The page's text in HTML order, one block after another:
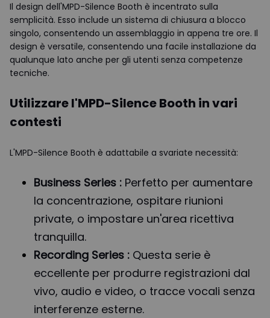
Il design dell'MPD-Silence Booth è incentrato sulla
semplicità. Esso include un sistema di chiusura a blocco
singolo, consentendo un assemblaggio in appena tre ore. Il
design è versatile, consentendo una facile installazione da
qualunque lato anche per gli utenti senza competenze
tecniche.
Utilizzare l'MPD-Silence Booth in vari
contesti
L'MPD-Silence Booth è adattabile a svariate necessità:
Business Series : Perfetto per aumentare
la concentrazione, ospitare riunioni
private, o impostare un'area ricettiva
tranquilla.
Recording Series : Questa serie è
eccellente per produrre registrazioni dal
vivo, audio e video, o tracce vocali senza
interferenze esterne.